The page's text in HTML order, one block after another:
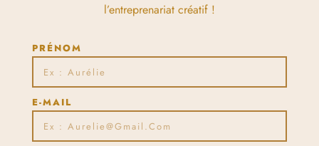
l’entreprenariat créatif !
PRÉNOM
E-MAIL